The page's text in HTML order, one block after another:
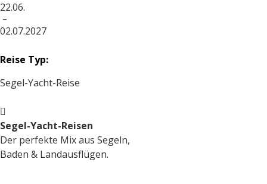
22.06.
-
02.07.2027
Reise Typ:
Segel-Yacht-Reise
Segel-Yacht-Reisen
Der perfekte Mix aus Segeln,
Baden & Landausflügen.